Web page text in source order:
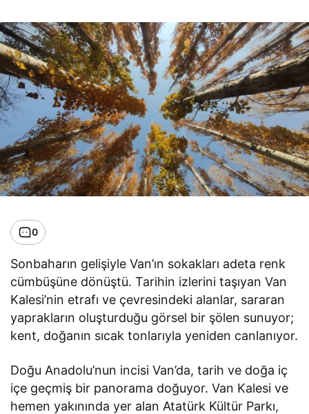
0
Sonbaharın gelişiyle Van’ın sokakları adeta renk
cümbüşüne dönüştü. Tarihin izlerini taşıyan Van
Kalesi’nin etrafı ve çevresindeki alanlar, sararan
yaprakların oluşturduğu görsel bir şölen sunuyor;
kent, doğanın sıcak tonlarıyla yeniden canlanıyor.
Doğu Anadolu’nun incisi Van’da, tarih ve doğa iç
içe geçmiş bir panorama doğuyor. Van Kalesi ve
hemen yakınında yer alan Atatürk Kültür Parkı,